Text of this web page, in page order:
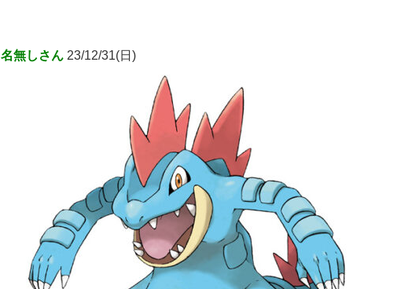
名無しさん 23/12/31(日)